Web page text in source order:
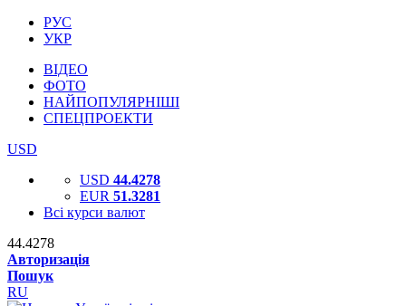
РУС
УКР
ВІДЕО
ФОТО
НАЙПОПУЛЯРНІШІ
СПЕЦПРОЕКТИ
USD
USD 44.4278
EUR 51.3281
Всі курси валют
44.4278
Авторизація
Пошук
RU